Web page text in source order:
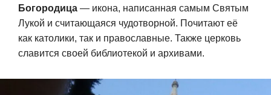
Богородица — икона, написанная самым Святым
Лукой и считающаяся чудотворной. Почитают её
как католики, так и православные. Также церковь
славится своей библиотекой и архивами.